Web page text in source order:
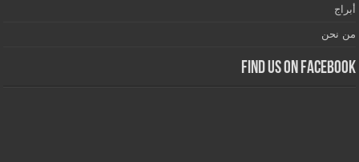
أبراج
من نحن
Find us on Facebook